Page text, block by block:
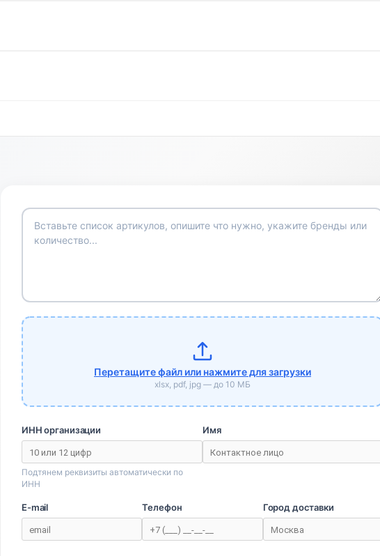
Перетащите файл или нажмите для загрузки
xlsx, pdf, jpg — до 10 МБ
ИНН организации
Подтянем реквизиты автоматически по
ИНН
Имя
E-mail Телефон Город доставки